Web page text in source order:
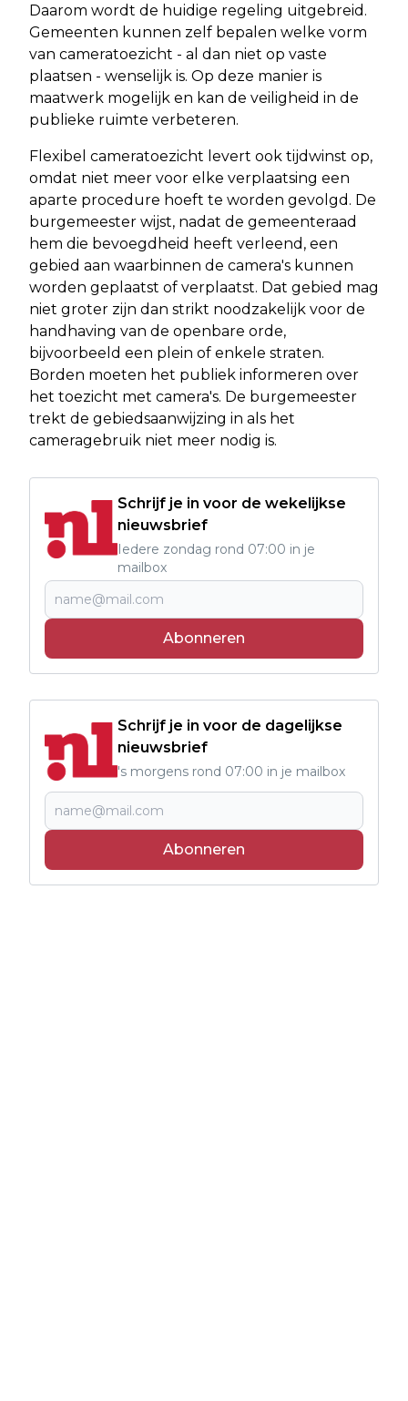
Daarom wordt de huidige regeling uitgebreid.
Gemeenten kunnen zelf bepalen welke vorm
van cameratoezicht - al dan niet op vaste
plaatsen - wenselijk is. Op deze manier is
maatwerk mogelijk en kan de veiligheid in de
publieke ruimte verbeteren.
Flexibel cameratoezicht levert ook tijdwinst op,
omdat niet meer voor elke verplaatsing een
aparte procedure hoeft te worden gevolgd. De
burgemeester wijst, nadat de gemeenteraad
hem die bevoegdheid heeft verleend, een
gebied aan waarbinnen de camera's kunnen
worden geplaatst of verplaatst. Dat gebied mag
niet groter zijn dan strikt noodzakelijk voor de
handhaving van de openbare orde,
bijvoorbeeld een plein of enkele straten.
Borden moeten het publiek informeren over
het toezicht met camera's. De burgemeester
trekt de gebiedsaanwijzing in als het
cameragebruik niet meer nodig is.
Schrijf je in voor de wekelijkse
nieuwsbrief
Iedere zondag rond 07:00 in je
mailbox
Abonneren
Schrijf je in voor de dagelijkse
nieuwsbrief
's morgens rond 07:00 in je mailbox
Abonneren